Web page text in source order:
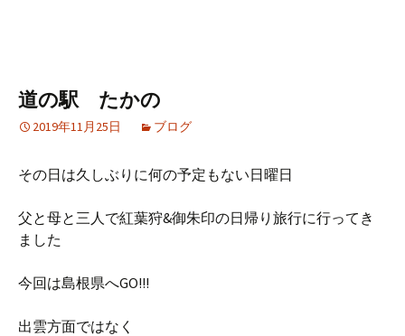
道の駅 たかの
2019年11月25日 ブログ
その日は久しぶりに何の予定もない日曜日
父と母と三人で紅葉狩&御朱印の日帰り旅行に行ってき
ました
今回は島根県へGO!!!
出雲方面ではなく